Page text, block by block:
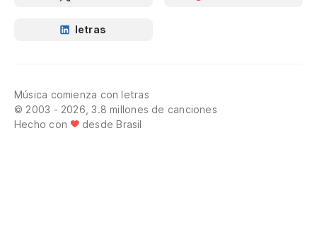
letras
Música comienza con letras
© 2003 - 2026, 3.8 millones de canciones
Hecho con
desde Brasil